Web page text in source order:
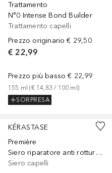
Trattamento
N°0 Intense Bond Builder
Trattamento capelli
Prezzo originario € 29,50
€ 22,99
Prezzo più basso € 22,99
155 ml (€ 14,83 / 100 ml )
SORPRESA
KÉRASTASE
Première
Siero riparatore anti rottura per capelli danneggiati
Siero capelli